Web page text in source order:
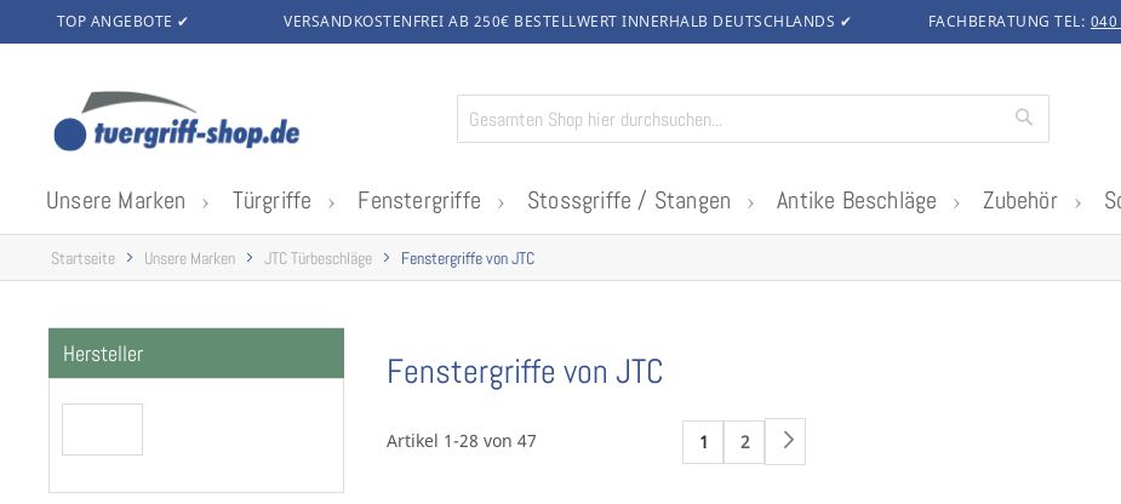
TOP ANGEBOTE ✔ VERSANDKOSTENFREI AB 250€ BESTELLWERT INNERHALB DEUTSCHLANDS ✔ FACHBERATUNG TEL: 040
Inhalt
springen
Suche
Unsere Marken Türgriffe Fenstergriffe Stossgriffe / Stangen Antike Beschläge Zubehör
Startseite Unsere Marken JTC Türbeschläge Fenstergriffe von JTC
Fenstergriffe von JTC
Artikel 1-28 von 47 1 2
Hersteller